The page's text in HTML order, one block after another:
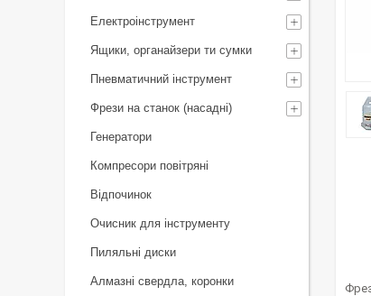
Електроінструмент
Ящики, органайзери ти сумки
Пневматичний інструмент
Фрези на станок (насадні)
Генератори
Компресори повітряні
Відпочинок
Очисник для інструменту
Пиляльні диски
Алмазні свердла, коронки